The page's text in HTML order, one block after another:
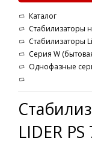
Каталог
Стабилизаторы
Стабилизаторы
Cерия W
Однофазные
LIDER